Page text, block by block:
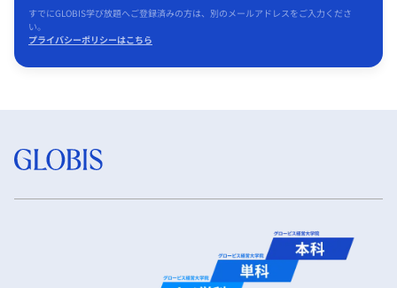
すでにGLOBIS学び放題へご登録済みの方は、別のメールアドレスをご入力くださ
い。
プライバシーポリシーはこちら